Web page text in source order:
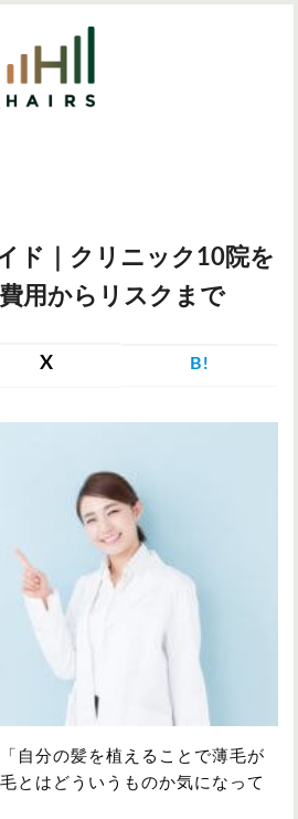
円形脱毛症
お問い合わせ
ド｜クリニック10院を
用からリスクまで
X B!
自分の髪を植えることで薄毛が
とはどういうものか気になって
を探す
事を探す
女性の薄毛
記事を探す